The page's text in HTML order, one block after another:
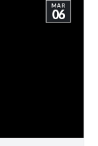
MAR
06